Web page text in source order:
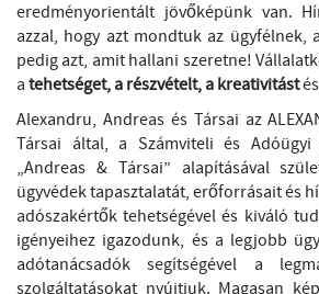
eredményorientált jövőképünk van.
azzal, hogy azt mondtuk az ügyfélnek,
pedig azt, amit hallani szeretne!
a tehetséget, a részvételt, a kreativitást
Alexandru, Andreas és Társai az
Társai által, a Számviteli és Adóügyi
„Andreas & Társai” alapításával
ügyvédek tapasztalatát, erőforrásait és
adószakértők tehetségével és kiváló
igényeihez igazodunk, és a legjobb
adótanácsadók segítségével a
szolgáltatásokat nyújtjuk. Magasan